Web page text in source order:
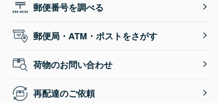
郵便番号を調べる
郵便局・ATM・ポストをさがす
荷物のお問い合わせ
再配達のご依頼